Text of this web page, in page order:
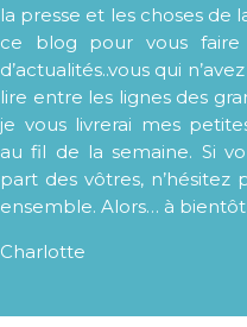
la presse et les choses de
ce blog pour vous faire
d’actualités..vous qui
lire entre les lignes des
je vous livrerai mes
au fil de la semaine. Si
part des vôtres, n’hésitez
ensemble. Alors… à bientôt
Charlotte